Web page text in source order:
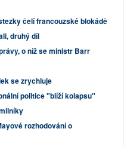
čelí francouzské blokádě
druhý díl
o níž se ministr Barr
se zrychluje
politice "blíží kolapsu"
rozhodování o